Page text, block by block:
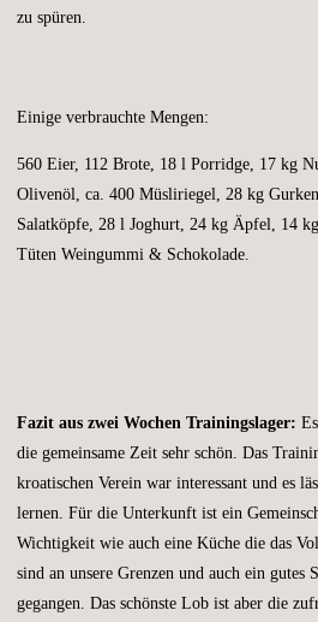
zu spüren.
Einige verbrauchte Mengen:
560 Eier, 112 Brote, 18 l Porridge, 17 kg
Olivenöl, ca. 400 Müsliriegel, 28 kg
Salatköpfe, 28 l Joghurt, 24 kg Äpfel, 14
Tüten Weingummi & Schokolade.
Fazit aus zwei Wochen Trainingslager:
die gemeinsame Zeit sehr schön. Das
kroatischen Verein war interessant und es
lernen. Für die Unterkunft ist ein
Wichtigkeit wie auch eine Küche die das
sind an unsere Grenzen und auch ein gutes
gegangen. Das schönste Lob ist aber die